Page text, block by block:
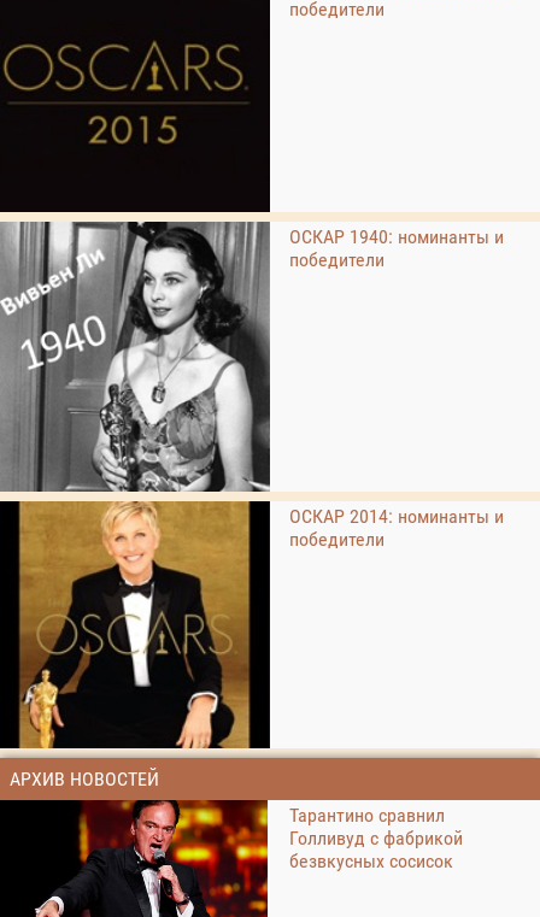
победители
ОСКАР 1940: номинанты и
победители
ОСКАР 2014: номинанты и
победители
АРХИВ НОВОСТЕЙ
Тарантино сравнил
Голливуд с фабрикой
безвкусных сосисок